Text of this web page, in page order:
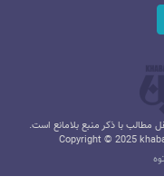
با ذکر منبع بلامانع است.
Copyright © 2025